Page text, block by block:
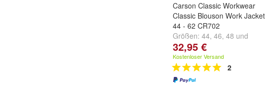
Carson Classic Workwear
Classic Blouson Work Jacket
44 - 62 CR702
Größen: 44, 46, 48 und
weitere ...
32,95 €
Kostenloser Versand
2